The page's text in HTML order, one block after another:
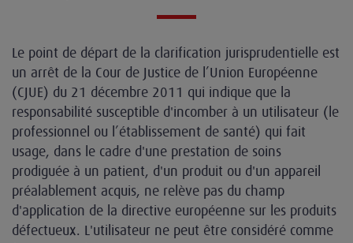
Le point de départ de la clarification jurisprudentielle est
un arrêt de la Cour de Justice de l’Union Européenne
(CJUE) du 21 décembre 2011 qui indique que la
responsabilité susceptible d'incomber à un utilisateur (le
professionnel ou l’établissement de santé) qui fait
usage, dans le cadre d'une prestation de soins
prodiguée à un patient, d'un produit ou d'un appareil
préalablement acquis, ne relève pas du champ
d'application de la directive européenne sur les produits
défectueux. L'utilisateur ne peut être considéré comme